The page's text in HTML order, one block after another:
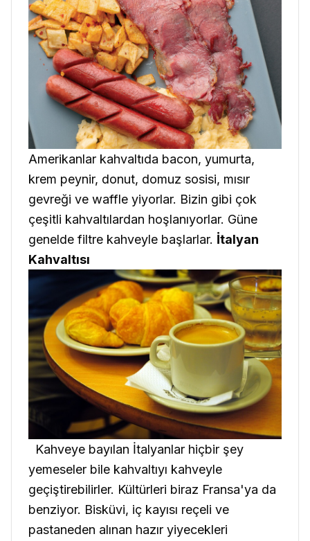
Amerikanlar kahvaltıda bacon, yumurta,
krem peynir, donut, domuz sosisi, mısır
gevreği ve waffle yiyorlar. Bizin gibi çok
çeşitli kahvaltılardan hoşlanıyorlar. Güne
genelde filtre kahveyle başlarlar. İtalyan
Kahvaltısı
Kahveye bayılan İtalyanlar hiçbir şey
yemeseler bile kahvaltıyı kahveyle
geçiştirebilirler. Kültürleri biraz Fransa'ya da
benziyor. Bisküvi, iç kayısı reçeli ve
pastaneden alınan hazır yiyecekleri